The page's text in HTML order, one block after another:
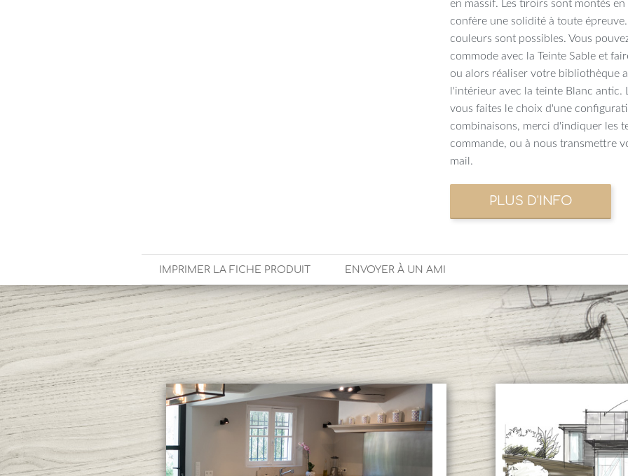
en massif. Les tiroirs sont montés
confère une solidité à toute
couleurs sont possibles. Vous
commode avec la Teinte Sable et
ou alors réaliser votre bibliothèque
l'intérieur avec la teinte Blanc antic.
vous faites le choix d'une
combinaisons, merci d'indiquer les
commande, ou à nous transmettre
mail.
IMPRIMER LA FICHE PRODUIT ENVOYER À UN AMI